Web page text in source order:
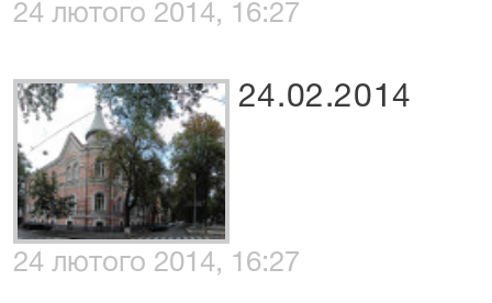
24 лютого 2014, 16:27
24.02.2014
24 лютого 2014, 16:27